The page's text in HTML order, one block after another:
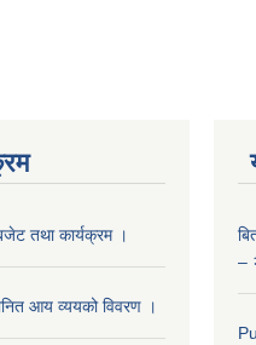
तथा कार्यक्रम ।
आय व्ययको विवरण ।
–